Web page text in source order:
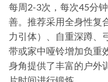
每周2-3次，每次45分
善。推荐采用全身性复
力引体）、自重深蹲、
带或家中哑铃增加负重
身角提供了丰富的户外